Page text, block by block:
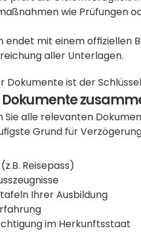
wie Prüfungen
endet mit einem offiziellen
aller Unterlagen.
ist der
alle relevanten
Grund für
Reisepass)
Ihrer Ausbildung
im Herkunftsstaat